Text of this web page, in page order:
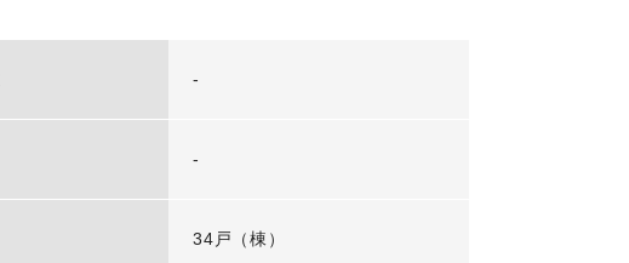
-
-
34戸（棟）